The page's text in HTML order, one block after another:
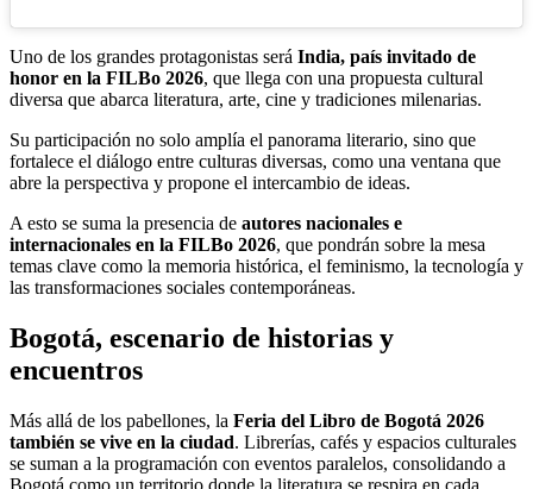
Uno de los grandes protagonistas será India, país invitado de
honor en la FILBo 2026, que llega con una propuesta cultural
diversa que abarca literatura, arte, cine y tradiciones milenarias.
Su participación no solo amplía el panorama literario, sino que
fortalece el diálogo entre culturas diversas, como una ventana que
abre la perspectiva y propone el intercambio de ideas.
A esto se suma la presencia de autores nacionales e
internacionales en la FILBo 2026, que pondrán sobre la mesa
temas clave como la memoria histórica, el feminismo, la tecnología y
las transformaciones sociales contemporáneas.
Bogotá, escenario de historias y
encuentros
Más allá de los pabellones, la Feria del Libro de Bogotá 2026
también se vive en la ciudad. Librerías, cafés y espacios culturales
se suman a la programación con eventos paralelos, consolidando a
Bogotá como un territorio donde la literatura se respira en cada